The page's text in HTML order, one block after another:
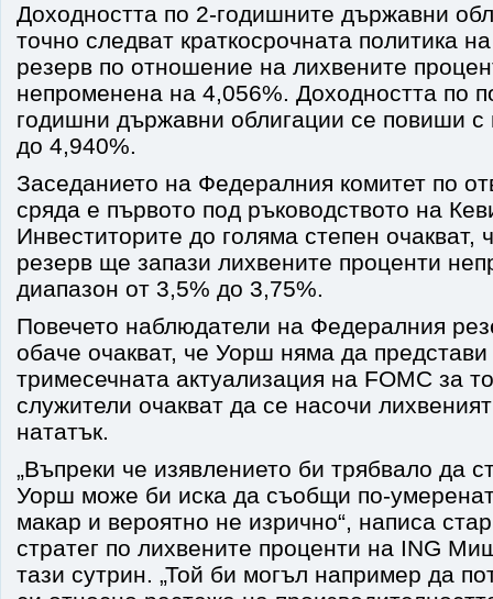
Доходността по 2-годишните държавни
точно следват краткосрочната политика
резерв по отношение на лихвените
непроменена на 4,056%. Доходността по
годишни държавни облигации се повиши с
до 4,940%.
Заседанието на Федералния комитет по
сряда е първото под ръководството на
Инвеститорите до голяма степен очакват,
резерв ще запази лихвените проценти
диапазон от 3,5% до 3,75%.
Повечето наблюдатели на Федералния
обаче очакват, че Уорш няма да представи
тримесечната актуализация на FOMC за
служители очакват да се насочи
нататък.
„Въпреки че изявлението би трябвало да
Уорш може би иска да съобщи по-
макар и вероятно не изрично“, написа
стратег по лихвените проценти на ING
тази сутрин. „Той би могъл например да